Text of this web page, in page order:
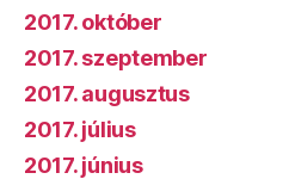
2017. október
2017. szeptember
2017. augusztus
2017. július
2017. június